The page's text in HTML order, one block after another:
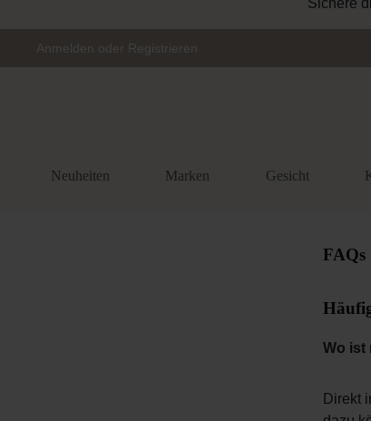
Sichere
Anmelden oder Registrieren
Neuheiten Marken Gesicht
FAQs
Wo ist
Direkt